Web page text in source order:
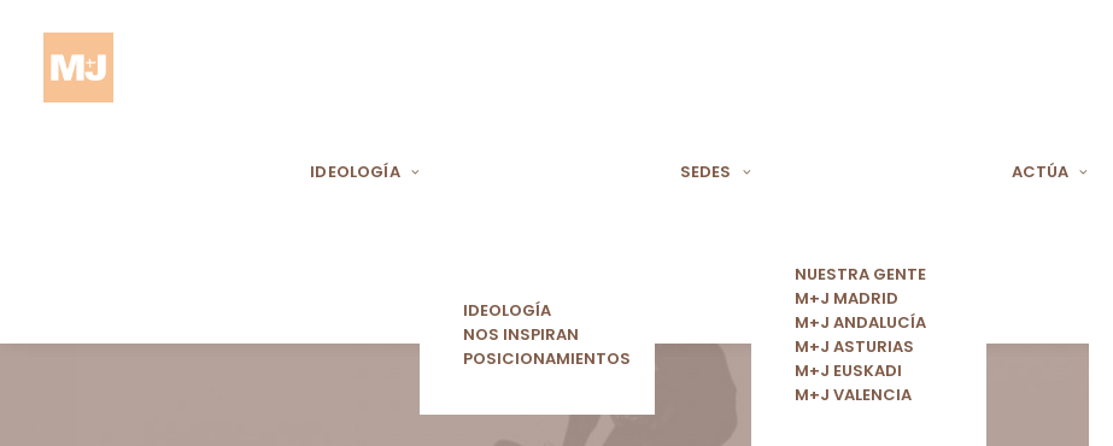
IDEOLOGÍA
IDEOLOGÍA
NOS INSPIRAN
POSICIONAMIENTOS
SEDES
NUESTRA GENTE
M+J MADRID
M+J ANDALUCÍA
M+J ASTURIAS
M+J EUSKADI
M+J VALENCIA
ACTÚA